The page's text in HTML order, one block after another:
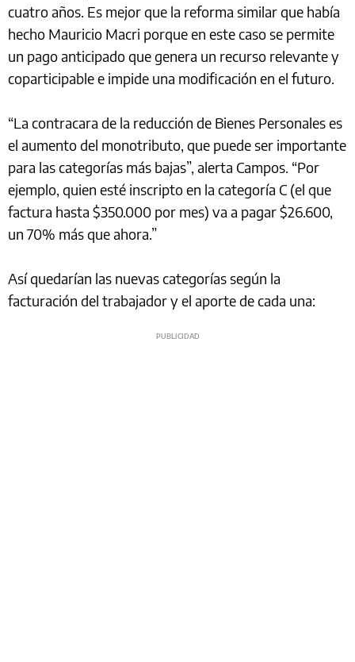
cuatro años. Es mejor que la reforma similar que había
hecho Mauricio Macri porque en este caso se permite
un pago anticipado que genera un recurso relevante y
coparticipable e impide una modificación en el futuro.
“La contracara de la reducción de Bienes Personales es
el aumento del monotributo, que puede ser importante
para las categorías más bajas”, alerta Campos. “Por
ejemplo, quien esté inscripto en la categoría C (el que
factura hasta $350.000 por mes) va a pagar $26.600,
un 70% más que ahora.”
Así quedarían las nuevas categorías según la
facturación del trabajador y el aporte de cada una: